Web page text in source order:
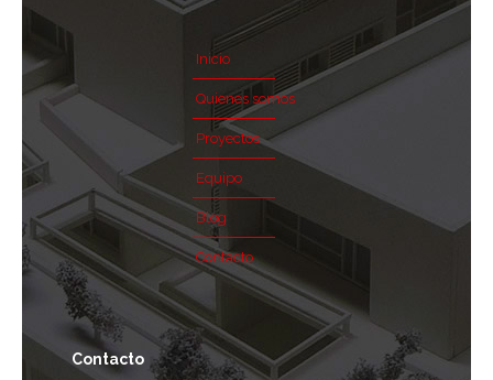
Inicio
Quienes somos
Proyectos
Equipo
Blog
Contacto
Contacto